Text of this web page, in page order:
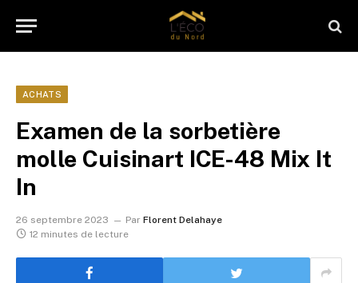
ACHATS
Examen de la sorbetière
molle Cuisinart ICE-48 Mix It
In
26 septembre 2023 Par Florent Delahaye
12 minutes de lecture